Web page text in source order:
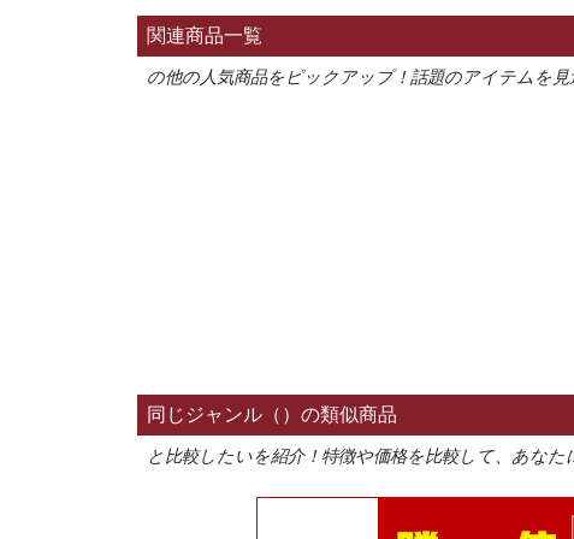
関連商品一覧
の他の人気商品をピックアップ！話題のアイテムを見
同じジャンル（）の類似商品
と比較したいを紹介！特徴や価格を比較して、あな